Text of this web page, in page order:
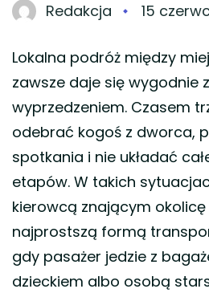
Redakcja 15
Lokalna podróż między
zawsze daje się wygodnie
wyprzedzeniem. Czasem
odebrać kogoś z dworca,
spotkania i nie układać
etapów. W takich
kierowcą znającym
najprostszą formą
gdy pasażer jedzie z
dzieckiem albo osobą